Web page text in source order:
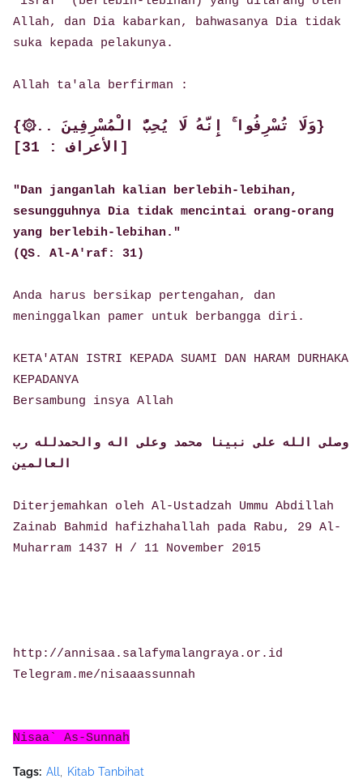
Allah, dan Dia kabarkan, bahwasanya Dia tidak
suka kepada pelakunya.
Allah ta'ala berfirman :
{۞.. وَلَا تُسْرِفُوا ۚ إِنَّهُ لَا يُحِبُّ الْمُسْرِفِينَ}
[الأعراف : 31]
"Dan janganlah kalian berlebih-lebihan,
sesungguhnya Dia tidak mencintai orang-orang
yang berlebih-lebihan."
(QS. Al-A'raf: 31)
Anda harus bersikap pertengahan, dan
meninggalkan pamer untuk berbangga diri.
KETA'ATAN ISTRI KEPADA SUAMI DAN HARAM DURHAKA
KEPADANYA
Bersambung insya Allah
وصلى الله على نبينا محمد وعلى اله والحمدلله رب
العالمين
Diterjemahkan oleh Al-Ustadzah Ummu Abdillah
Zainab Bahmid hafizhahallah pada Rabu, 29 Al-
Muharram 1437 H / 11 November 2015
http://annisaa.salafymalangraya.or.id
Telegram.me/nisaaassunnah
Nisaa` As-Sunnah
Tags: All Kitab Tanbihat